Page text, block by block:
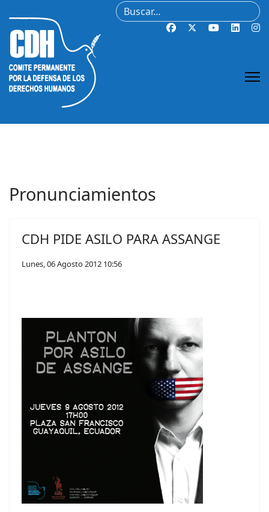
Buscar
Pronunciamientos
CDH PIDE ASILO PARA ASSANGE
Lunes, 06 Agosto 2012 10:56